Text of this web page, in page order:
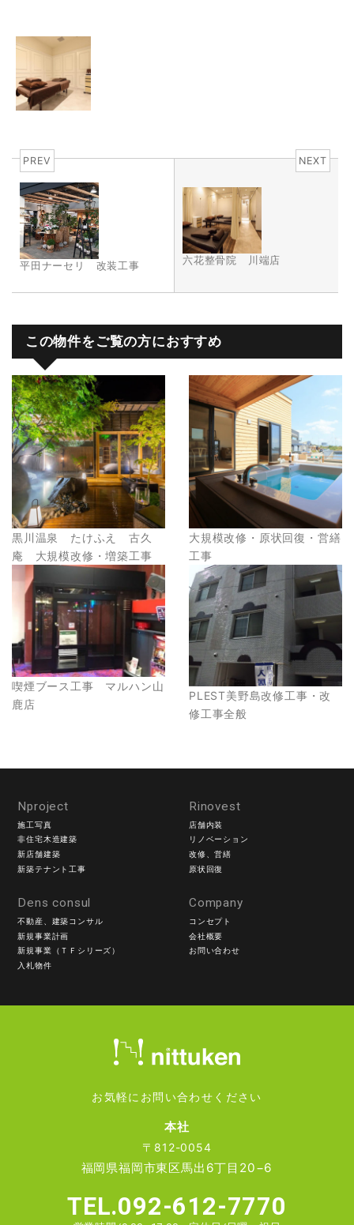
PREV
平田ナーセリ 改装工事
NEXT
六花整骨院 川端店
この物件をご覧の方におすすめ
黒川温泉 たけふえ 古久
庵 大規模改修・増築工事
大規模改修・原状回復・営繕
工事
喫煙ブース工事 マルハン山
鹿店
PLEST美野島改修工事・改
修工事全般
Nproject
施工写真
非住宅木造建築
新店舗建築
新築テナント工事
Rinovest
店舗内装
リノベーション
改修、営繕
原状回復
Dens consul
不動産、建築コンサル
新規事業計画
新規事業（ＴＦシリーズ）
入札物件
Company
コンセプト
会社概要
お問い合わせ
お気軽にお問い合わせください
本社
〒812-0054
福岡県福岡市東区馬出6丁目20−6
TEL.092-612-7770